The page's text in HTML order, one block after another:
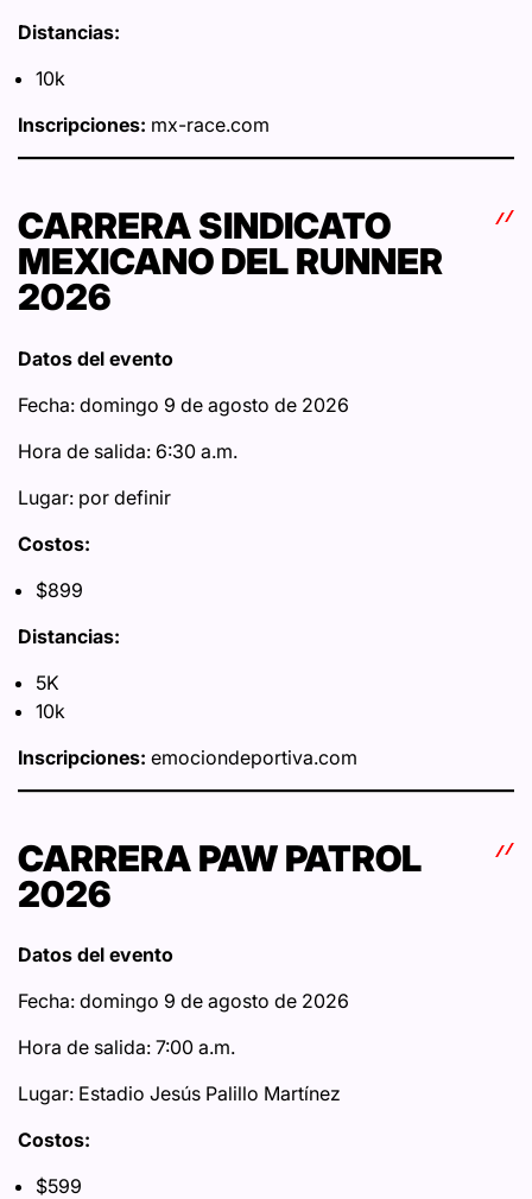
Distancias:
10k
Inscripciones: mx-race.com
CARRERA SINDICATO
MEXICANO DEL RUNNER
2026
Datos del evento
Fecha: domingo 9 de agosto de 2026
Hora de salida: 6:30 a.m.
Lugar: por definir
Costos:
$899
Distancias:
5K
10k
Inscripciones: emociondeportiva.com
CARRERA PAW PATROL
2026
Datos del evento
Fecha: domingo 9 de agosto de 2026
Hora de salida: 7:00 a.m.
Lugar: Estadio Jesús Palillo Martínez
Costos:
$599